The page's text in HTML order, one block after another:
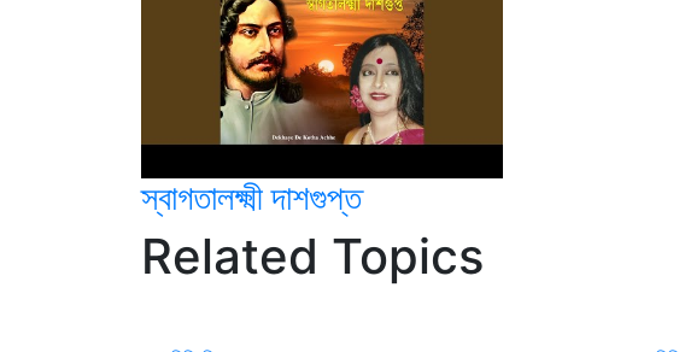
স্বাগতালক্ষ্মী দাশগুপ্ত
Related Topics